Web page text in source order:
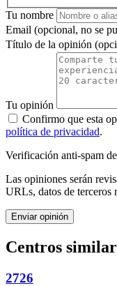
Tu nombre
Email (opcional, no se
Título de la opinión
Tu opinión
Confirmo que esta
política de privacidad.
Verificación anti-spam
Las opiniones serán
URLs, datos de terceros
Enviar opinión
Centros
2726